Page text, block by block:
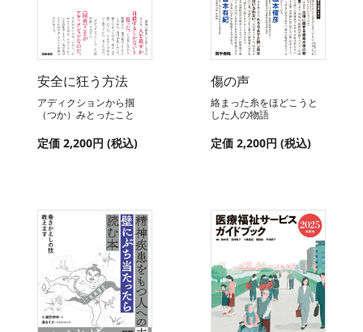
安全に狂う方法
アディクションから掴
（つか）みとったこと
定価 2,200円 (税込)
傷の声
絡まった糸をほどこうと
した人の物語
定価 2,200円 (税込)